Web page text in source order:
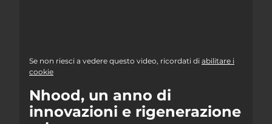
Se non riesci a vedere questo video, ricordati di abilitare i
cookie
Nhood, un anno di
innovazioni e rigenerazione